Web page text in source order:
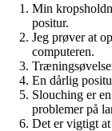
Min
positur.
Jeg prøver at
computeren.
En dårlig
Slouching er
problemer på
Det er vigtigt